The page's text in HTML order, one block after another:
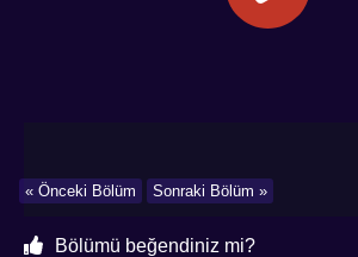
Sonraki Bölüm »
« Önceki Bölüm
Bölümü beğendiniz mi?